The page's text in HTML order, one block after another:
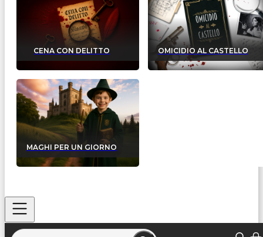
CENA CON DELITTO OMICIDIO AL CASTELLO
MAGHI PER UN GIORNO